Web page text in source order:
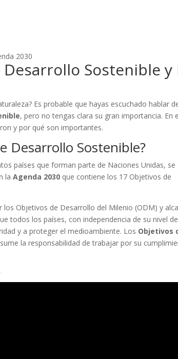
Sostenible y
Es probable que hayas escuchado hablar
, pero no tengas clara su gran importancia. En
y por qué son importantes.
Desarrollo Sostenible?
países que forman parte de Naciones Unidas, se
laAgenda 2030 que contiene los 17 Objetivos de
los Objetivos de Desarrollo del Milenio (ODM) y
todos los países, con independencia de su nivel de
y a proteger el medioambiente. Los Objetivos
la responsabilidad de trabajar por su